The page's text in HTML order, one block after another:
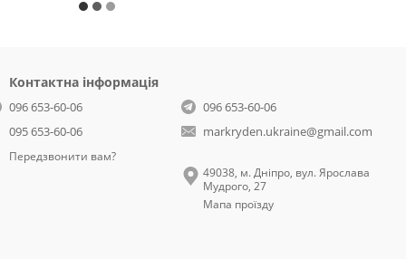
Контактна інформація
096 653-60-06
095 653-60-06
Передзвонити вам?
096 653-60-06
markryden.ukraine@gmail.com
49038, м. Дніпро, вул. Ярослава
Мудрого, 27
Мапа проїзду